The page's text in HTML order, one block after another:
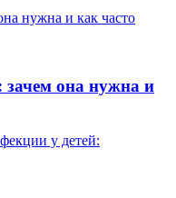
нужна и как часто
зачем она нужна и
у детей: